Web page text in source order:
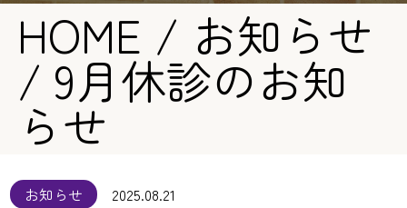
HOME / お知らせ
/ 9月休診のお知
らせ
お知らせ 2025.08.21